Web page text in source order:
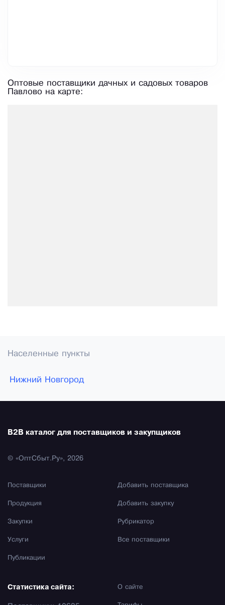
Оптовые поставщики дачных и садовых товаров
Павлово на карте:
Населенные пункты
Нижний Новгород
B2B каталог для поставщиков и закупщиков
© «ОптСбыт.Ру», 2026
Поставщики
Продукция
Закупки
Услуги
Публикации
Добавить поставщика
Добавить закупку
Рубрикатор
Все поставщики
О сайте
Статистика сайта: